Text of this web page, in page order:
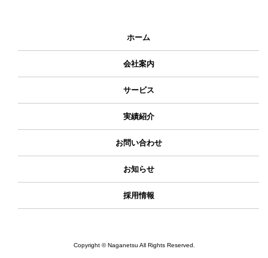
ホーム
会社案内
サービス
実績紹介
お問い合わせ
お知らせ
採用情報
Copyright © Naganetsu All Rights Reserved.